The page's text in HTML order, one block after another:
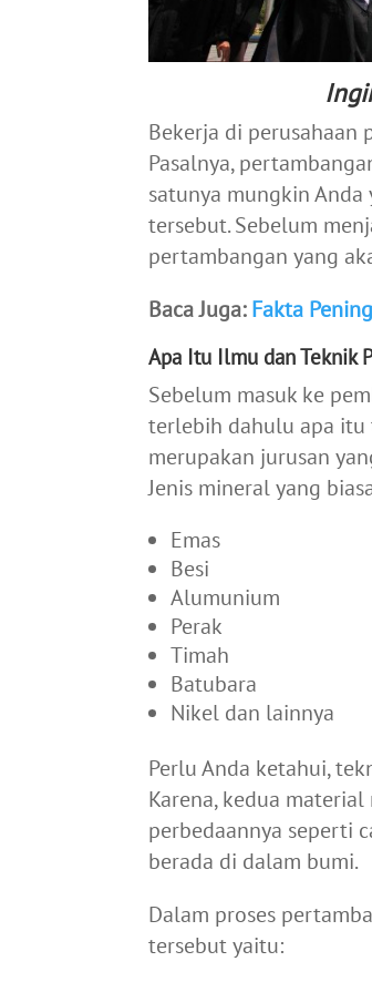
Bekerja di perusahaan
Pasalnya,
satunya mungkin
tersebut. Sebelum
pertambangan yang
Baca Juga:Fakta
Apa Itu Ilmu dan Teknik
Sebelum masuk ke
terlebih dahulu apa itu
merupakan jurusan
Jenis mineral yang
Emas
Besi
Alumunium
Perak
Timah
Batubara
Nikel dan lainnya
Perlu Anda ketahui,
Karena, kedua
perbedaannya seperti
berada di dalam bumi.
Dalam proses
tersebut yaitu: